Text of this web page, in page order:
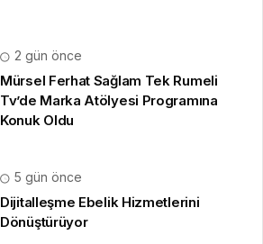
2 gün önce
Mürsel Ferhat Sağlam Tek Rumeli
Tv’de Marka Atölyesi Programına
Konuk Oldu
5 gün önce
Dijitalleşme Ebelik Hizmetlerini
Dönüştürüyor